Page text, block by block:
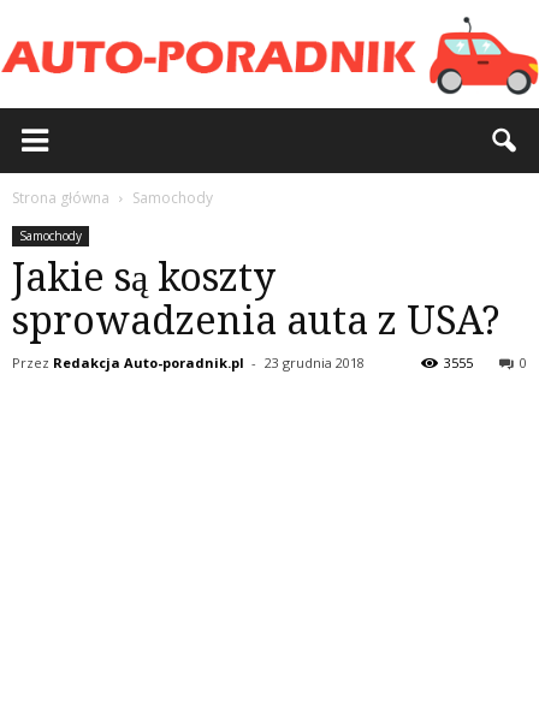
Strona główna Samochody
Samochody
Jakie są koszty
sprowadzenia auta z USA?
Przez Redakcja Auto-poradnik.pl - 23 grudnia 2018 0
3555